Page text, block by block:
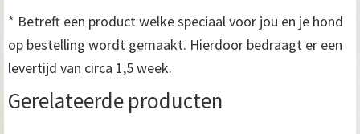
* Betreft een product welke speciaal voor jou en je hond
op bestelling wordt gemaakt. Hierdoor bedraagt er een
levertijd van circa 1,5 week.
Gerelateerde producten